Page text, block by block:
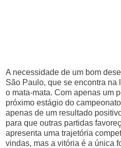
A necessidade de um bom
São Paulo, que se encontra na
o mata-mata. Com apenas um
próximo estágio do
apenas de um resultado
para que outras partidas
apresenta uma trajetória
vindas, mas a vitória é a única